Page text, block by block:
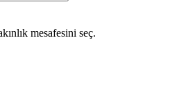
mesafesini seç.